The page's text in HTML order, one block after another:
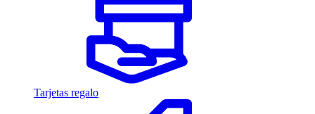
Tarjetas regalo